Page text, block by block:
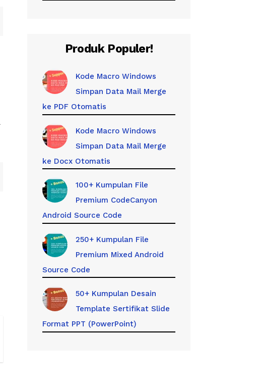
Produk Populer!
Kode Macro Windows
Simpan Data Mail Merge
ke PDF Otomatis
Kode Macro Windows
Simpan Data Mail Merge
ke Docx Otomatis
100+ Kumpulan File
Premium CodeCanyon
Android Source Code
250+ Kumpulan File
Premium Mixed Android
Source Code
50+ Kumpulan Desain
Template Sertifikat Slide
Format PPT (PowerPoint)